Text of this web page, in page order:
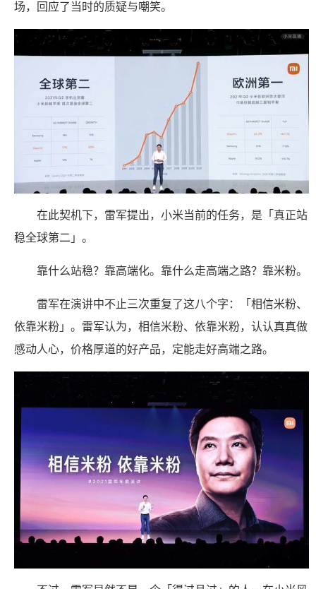
场，回应了当时的质疑与嘲笑。
在此契机下，雷军提出，小米当前的任务，是「真正站
稳全球第二」。
靠什么站稳？靠高端化。靠什么走高端之路？靠米粉。
雷军在演讲中不止三次重复了这八个字：「相信米粉、
依靠米粉」。雷军认为，相信米粉、依靠米粉，认认真真做
感动人心，价格厚道的好产品，定能走好高端之路。